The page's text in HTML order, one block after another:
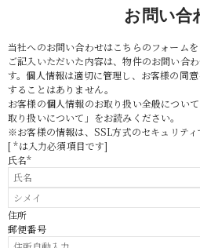
お問い合
当社へのお問い合わせはこちらのフォームを
ご記入いただいた内容は、物件のお問い合
す。個人情報は適切に管理し、お客様の同
することはありません。
お客様の個人情報のお取り扱い全般につい
取り扱いについて」をお読みください。
※お客様の情報は、SSL方式のセキュリティ
[ *は入力必須項目です]
氏名*
住所
郵便番号